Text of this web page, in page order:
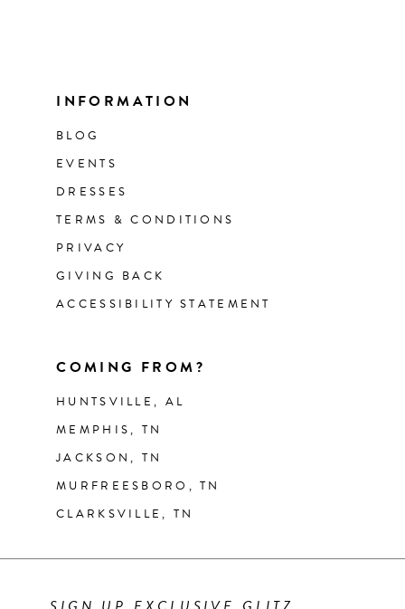
INFORMATION
BLOG
EVENTS
DRESSES
TERMS & CONDITIONS
PRIVACY
GIVING BACK
ACCESSIBILITY STATEMENT
COMING FROM?
HUNTSVILLE, AL
MEMPHIS, TN
JACKSON, TN
MURFREESBORO, TN
CLARKSVILLE, TN